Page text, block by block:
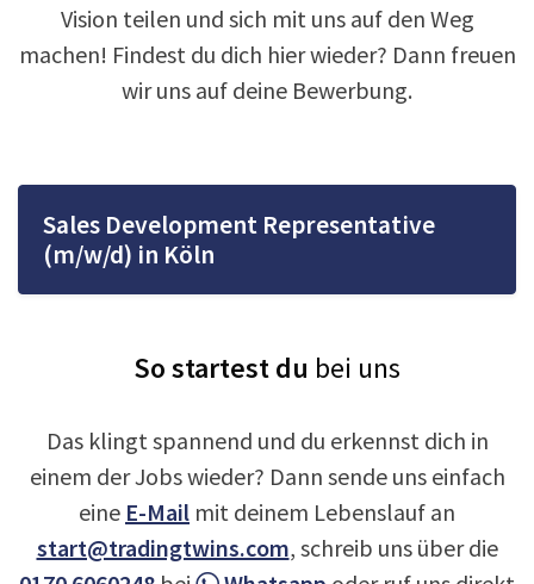
Vision teilen und sich mit uns auf den Weg
machen! Findest du dich hier wieder? Dann freuen
wir uns auf deine Bewerbung.
Sales Development Representative
(m/w/d) in Köln
So startest du bei uns
Das klingt spannend und du erkennst dich in
einem der Jobs wieder? Dann sende uns einfach
eine E-Mail mit deinem Lebenslauf an
start@tradingtwins.com, schreib uns über die